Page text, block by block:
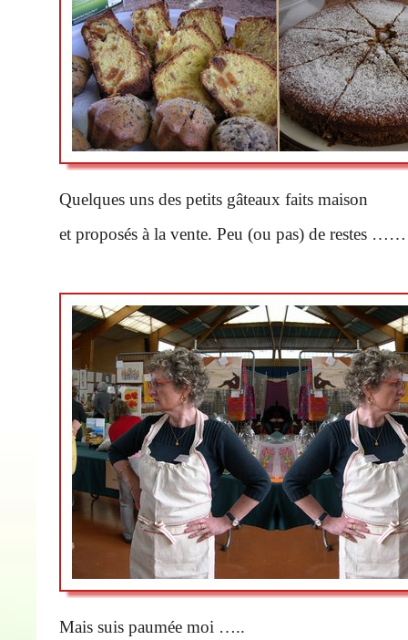
Quelques uns des petits gâteaux faits maison
et proposés à la vente. Peu (ou pas) de
Mais suis paumée moi …..